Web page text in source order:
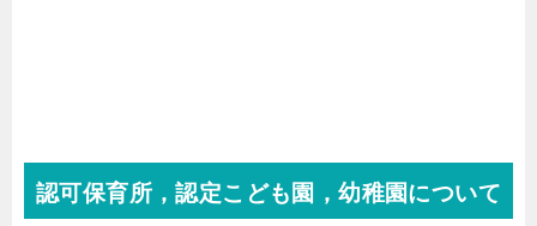
認可保育所，認定こども園，幼稚園について